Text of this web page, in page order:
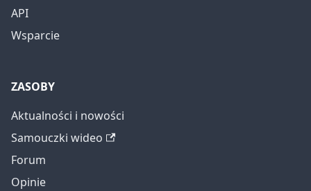
API
Wsparcie
ZASOBY
Aktualności i nowości
Samouczki wideo
Forum
Opinie